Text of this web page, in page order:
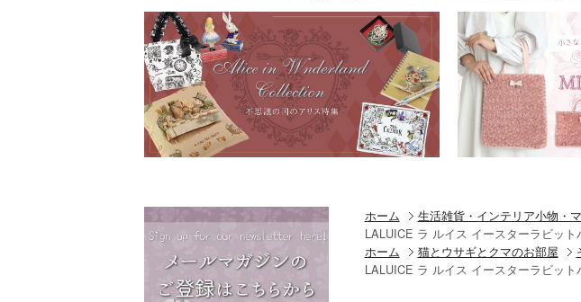
ホーム 生活雑貨・インテリア小物・
LALUICE ラ ルイス イースターラビッ
ホーム
猫とウサギとクマのお部屋
LALUICE ラ ルイス イースターラビッ